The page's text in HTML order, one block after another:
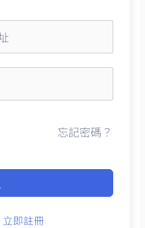
忘記密碼？
立即註冊